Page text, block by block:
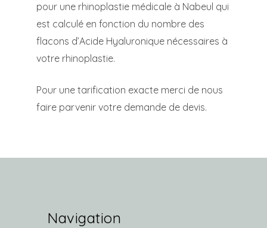
pour une rhinoplastie médicale à Nabeul qui
est calculé en fonction du nombre des
flacons d’Acide Hyaluronique nécessaires à
votre rhinoplastie.
Pour une tarification exacte merci de nous
faire parvenir votre demande de devis.
Navigation